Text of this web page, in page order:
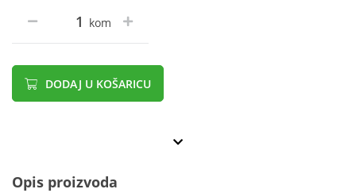
kom
DODAJ U KOŠARICU
Opis proizvoda